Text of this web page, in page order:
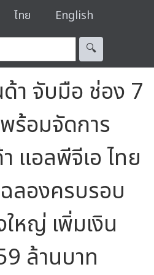
ไทย English
🔍︎
า จับมือ ช่อง 7
ร้อมจัดการ
แอลพีจีเอ ไทย
ลองครบรอบ
หญ่ เพิ่มเงิน
ล้านบาท